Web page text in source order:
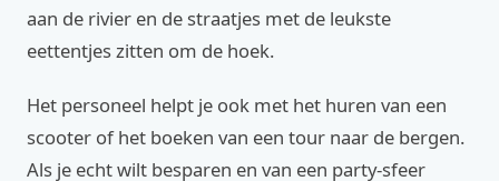
aan de rivier en de straatjes met de leukste
eettentjes zitten om de hoek.
Het personeel helpt je ook met het huren van een
scooter of het boeken van een tour naar de bergen.
Als je echt wilt besparen en van een party-sfeer